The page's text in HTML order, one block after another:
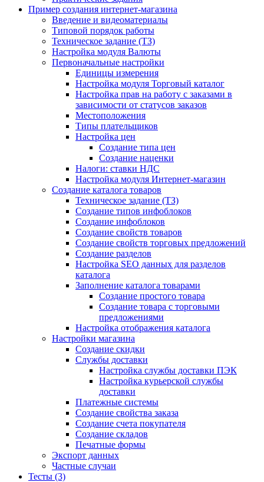
Пример создания интернет-магазина
Введение и видеоматериалы
Типовой порядок работы
Техническое задание (ТЗ)
Настройка модуля Валюты
Первоначальные настройки
Единицы измерения
Настройка модуля Торговый каталог
Настройка прав на работу с заказами в
зависимости от статусов заказов
Местоположения
Типы плательщиков
Настройка цен
Создание типа цен
Создание наценки
Налоги: ставки НДС
Настройка модуля Интернет-магазин
Создание каталога товаров
Техническое задание (ТЗ)
Создание типов инфоблоков
Создание инфоблоков
Создание свойств товаров
Создание свойств торговых предложений
Создание разделов
Настройка SEO данных для разделов
каталога
Заполнение каталога товарами
Создание простого товара
Создание товара с торговыми
предложениями
Настройка отображения каталога
Настройки магазина
Создание скидки
Службы доставки
Настройка службы доставки ПЭК
Настройка курьерской службы
доставки
Платежные системы
Создание свойства заказа
Создание счета покупателя
Создание складов
Печатные формы
Экспорт данных
Частные случаи
Тесты (3)